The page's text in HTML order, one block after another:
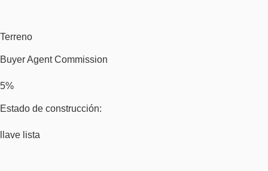
Terreno
Buyer Agent Commission
5%
Estado de construcción:
llave lista